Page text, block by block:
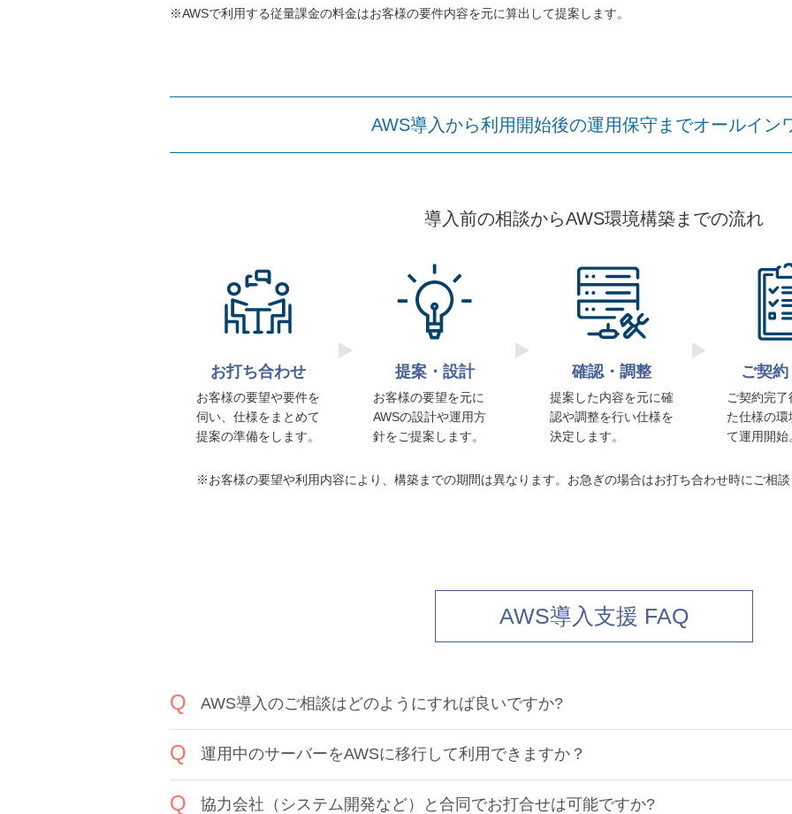
※AWSで利用する従量課金の料金はお客様の要件内容を元に算出して提案します。
AWS導入から利用開始後の運用保守までオールイン
導入前の相談からAWS環境構築までの流れ
お打ち合わせ
お客様の要望や要件を
伺い、仕様をまとめて
提案の準備をします。
提案・設計
お客様の要望を元に
AWSの設計や運用方
針をご提案します。
確認・調整
提案した内容を元に確
認や調整を行い仕様を
決定します。
ご契
ご契約完
た仕様の
て運用開始
※お客様の要望や利用内容により、構築までの期間は異なります。お急ぎの場合はお打ち合わせ時にご相
AWS導入支援 FAQ
AWS導入のご相談はどのようにすれば良いですか?
運用中のサーバーをAWSに移行して利用できますか？
協力会社（システム開発など）と合同でお打合せは可能ですか?